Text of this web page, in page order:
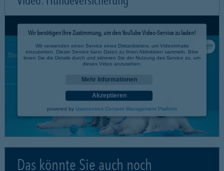
Wir benötigen Ihre Zustimmung, um den YouTube Video-Service zu laden!
Wir verwenden einen Service eines Drittanbieters, um Videoinhalte
einzubetten. Dieser Service kann Daten zu Ihren Aktivitäten sammeln. Bitte
lesen Sie die Details durch und stimmen Sie der Nutzung des Service zu, um
dieses Video anzusehen.
Mehr Informationen
Akzeptieren
powered by Usercentrics Consent Management Platform
Das könnte Sie auch noch